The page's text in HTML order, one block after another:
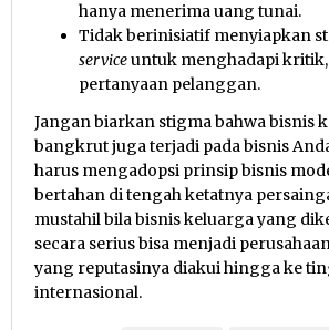
hanya menerima uang tunai.
Tidak berinisiatif menyiapkan
serviceuntuk menghadapi
pertanyaan pelanggan.
Jangan biarkan stigma bahwa bisnis
bangkrut juga terjadi pada bisnis
harus mengadopsi prinsip bisnis
bertahan di tengah ketatnya
mustahil bila bisnis keluarga yang
secara serius bisa menjadi
yang reputasinya diakui hingga ke
internasional.